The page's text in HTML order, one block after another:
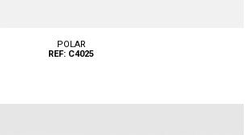
POLAR
REF: C4025